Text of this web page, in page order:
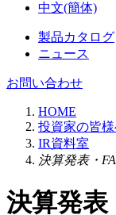
中文(簡体)
製品カタログ
ニュース
お問い合わせ
HOME
投資家の皆様
IR資料室
決算発表・
決算発